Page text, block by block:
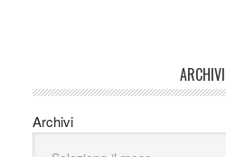
ARCHIVI
Archivi